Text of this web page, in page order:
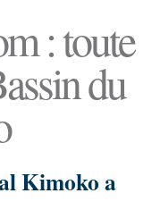
: toute
du
Kimoko a